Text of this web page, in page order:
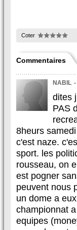
Coter
Commentaires
NABIL
dites
PAS
8heurs
c'est naze.
sport. les
rousseau, on
est pogner
peuvent nous
un dome a
championnat
equipes